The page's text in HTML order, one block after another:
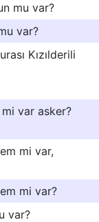
mu var?
var?
Kızılderili
var asker?
mi var,
mi var?
var?